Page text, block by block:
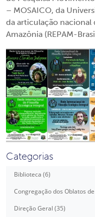
– MOSAICO, da
da articulação nacional
Amazônia (REPAM-
Categorias
Biblioteca (6)
Congregação dos Oblatos de
Direção Geral (35)